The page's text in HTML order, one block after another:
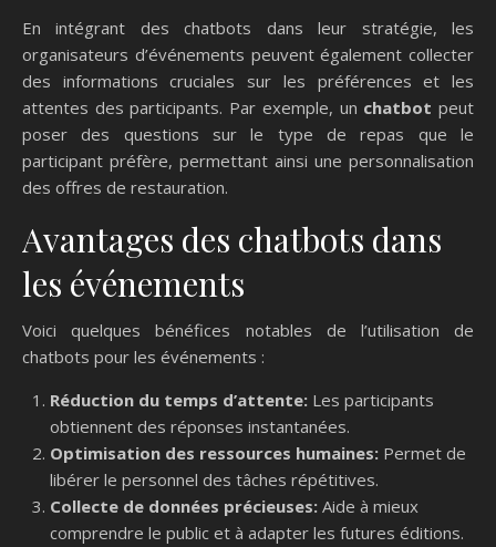
En intégrant des chatbots dans leur stratégie, les
organisateurs d’événements peuvent également collecter
des informations cruciales sur les préférences et les
attentes des participants. Par exemple, un chatbot peut
poser des questions sur le type de repas que le
participant préfère, permettant ainsi une personnalisation
des offres de restauration.
Avantages des chatbots dans
les événements
Voici quelques bénéfices notables de l’utilisation de
chatbots pour les événements :
Réduction du temps d’attente: Les participants
obtiennent des réponses instantanées.
Optimisation des ressources humaines: Permet de
libérer le personnel des tâches répétitives.
Collecte de données précieuses: Aide à mieux
comprendre le public et à adapter les futures éditions.